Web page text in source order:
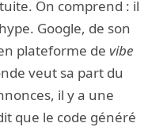
On comprend : il
Google, de son
plateforme de vibe
veut sa part du
il y a une
que le code généré